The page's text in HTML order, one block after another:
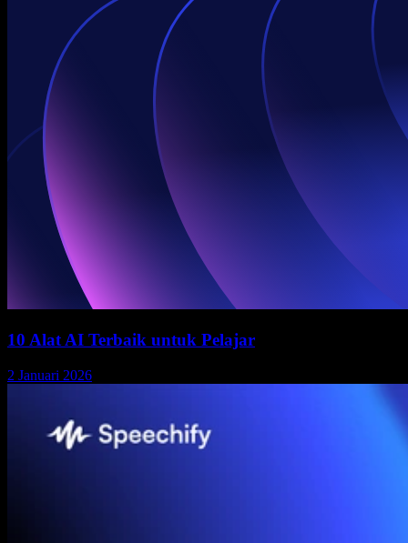
10 Alat AI Terbaik untuk Pelajar
2 Januari 2026